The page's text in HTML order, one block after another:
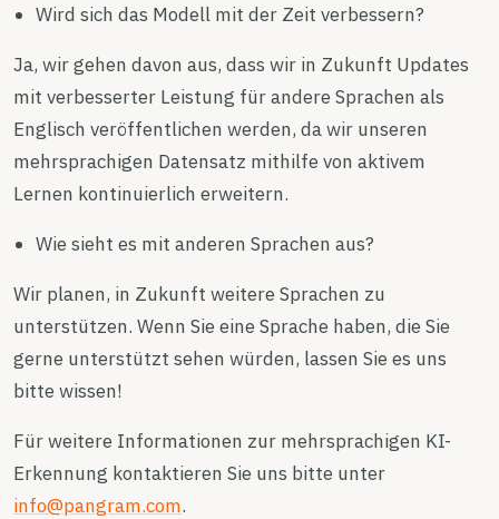
Wird sich das Modell mit der Zeit verbessern?
Ja, wir gehen davon aus, dass wir in Zukunft Updates
mit verbesserter Leistung für andere Sprachen als
Englisch veröffentlichen werden, da wir unseren
mehrsprachigen Datensatz mithilfe von aktivem
Lernen kontinuierlich erweitern.
Wie sieht es mit anderen Sprachen aus?
Wir planen, in Zukunft weitere Sprachen zu
unterstützen. Wenn Sie eine Sprache haben, die Sie
gerne unterstützt sehen würden, lassen Sie es uns
bitte wissen!
Für weitere Informationen zur mehrsprachigen KI-
Erkennung kontaktieren Sie uns bitte unter
info@pangram.com.